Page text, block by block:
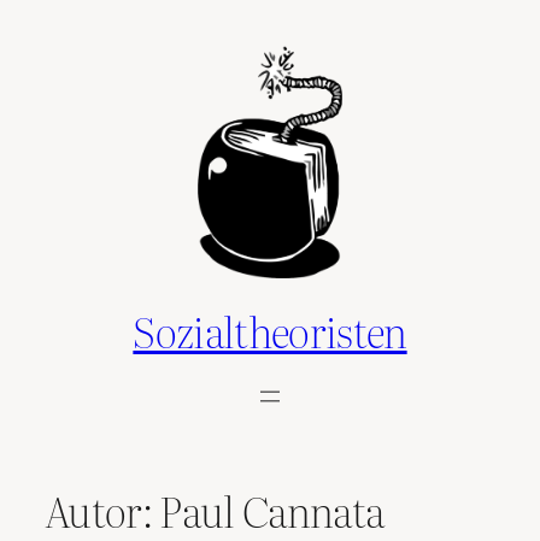
Sozialtheoristen
Autor:Paul Cannata